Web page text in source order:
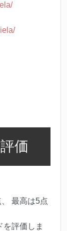
価
、 最高は5点
評価しま